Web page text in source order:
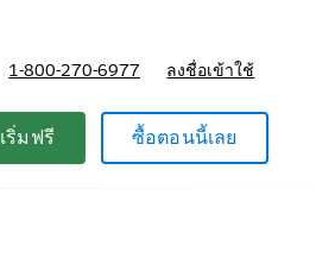
1-800-270-6977 ลงชื่อเข้าใช้
เริ่มฟรี ซื้อตอนนี้เลย